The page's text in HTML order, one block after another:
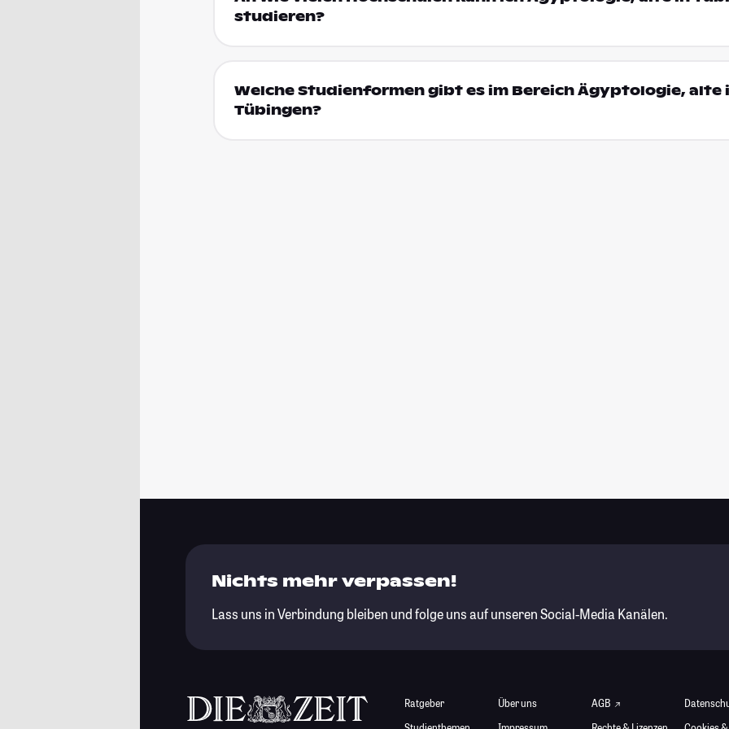
studieren?
Welche Studienformen gibt es im Bereich Ägyptologie, alte
Tübingen?
Nichts mehr verpassen!
Lass uns in Verbindung bleiben und folge uns auf unseren Social-Media Kanälen.
Ratgeber
Über uns
AGB